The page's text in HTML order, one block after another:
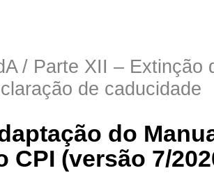
/ Parte XII – Extinção
de caducidade
do
CPI (versão 7/